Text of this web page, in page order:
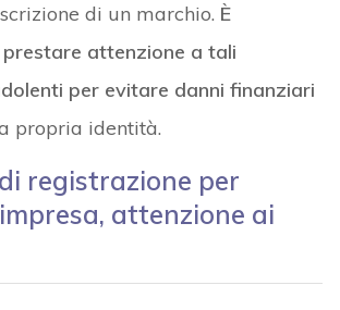
di un marchio. È
attenzione a tali
per evitare danni finanziari
propria identità.
registrazione per
attenzione ai